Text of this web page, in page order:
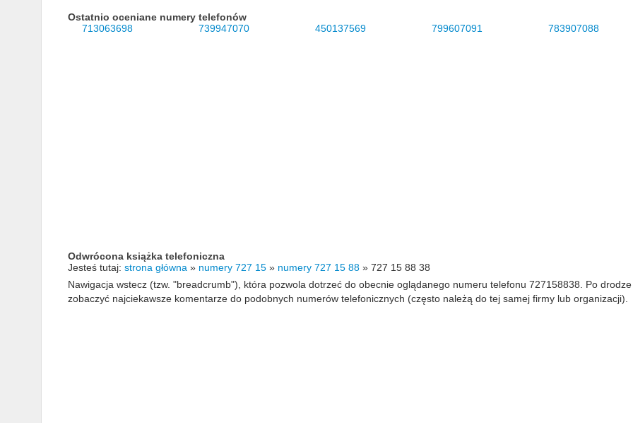
Ostatnio oceniane numery telefonów
713063698
739947070 450137569 799607091 783907088
Odwrócona książka telefoniczna
Jesteś tutaj: strona główna » numery 727 15 » numery 727 15 88 » 727 15 88 38
Nawigacja wstecz (tzw. "breadcrumb"), która pozwola dotrzeć do obecnie oglądanego numeru telefonu 727158838. Po
zobaczyć najciekawsze komentarze do podobnych numerów telefonicznych (często należą do tej samej firmy lub organizacji).